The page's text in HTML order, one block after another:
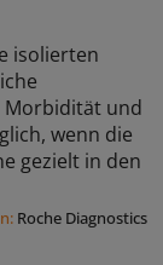
isolierten
Morbidität und
wenn die
gezielt in den
Roche Diagnostics